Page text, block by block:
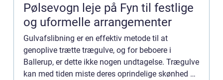
Pølsevogn leje på Fyn til festlige
og uformelle arrangementer
Gulvafslibning er en effektiv metode til at
genoplive trætte trægulve, og for beboere i
Ballerup, er dette ikke nogen undtagelse. Trægulve
kan med tiden miste deres oprindelige skønhed på